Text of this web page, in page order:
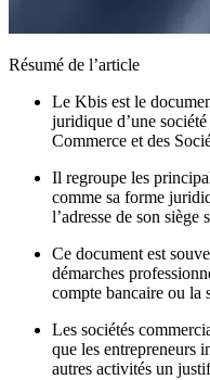
Résumé de l’article
Le Kbis est le
juridique d’une
Commerce et des
Il regroupe les
comme sa forme
l’adresse de son siège
Ce document est
démarches
compte bancaire ou la
Les sociétés
que les entrepreneurs
autres activités un